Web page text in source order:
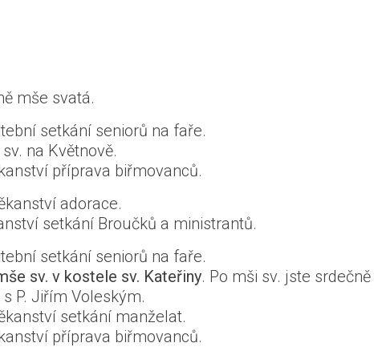
mše svatá.
setkání seniorů na faře.
na Květnově.
příprava biřmovanců.
adorace.
setkání Broučků a ministrantů.
setkání seniorů na faře.
sv. v kostele sv. Kateřiny. Po mši sv. jste
P. Jiřím Voleským.
setkání manželat.
příprava biřmovanců.